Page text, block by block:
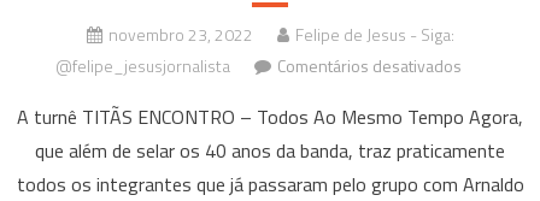
novembro 23, 2022
Felipe de Jesus - Siga:
@felipe_jesusjornalista
Comentários desativadosem
Musical
|
Titãs:
A turnê TITÃS ENCONTRO – Todos Ao Mesmo Tempo Agora,
que além de selar os 40 anos da banda, traz praticamente
todos os integrantes que já passaram pelo grupo com Arnaldo